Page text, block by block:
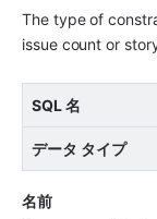
The type of
issue count or
SQL 名
データ タイプ
名前